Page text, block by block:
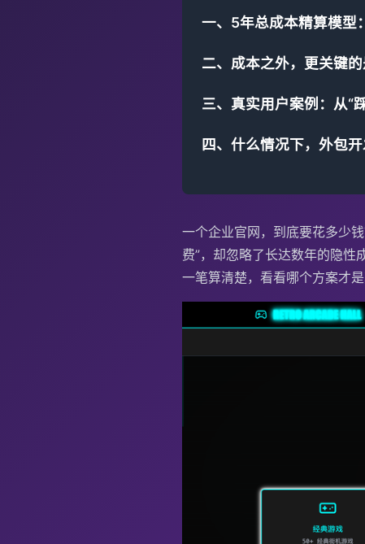
一、5年总成本精算模型
二、成本之外，更关键的
三、真实用户案例：从“
四、什么情况下，外包开
一个企业官网，到底要花多少
费”，却忽略了长达数年的隐性
一笔算清楚，看看哪个方案才是